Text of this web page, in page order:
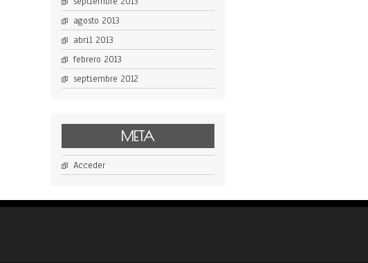
agosto 2013
abril 2013
febrero 2013
septiembre 2012
META
Acceder